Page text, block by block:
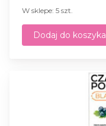
W sklepe: 5 szt.
Dodaj do koszyka